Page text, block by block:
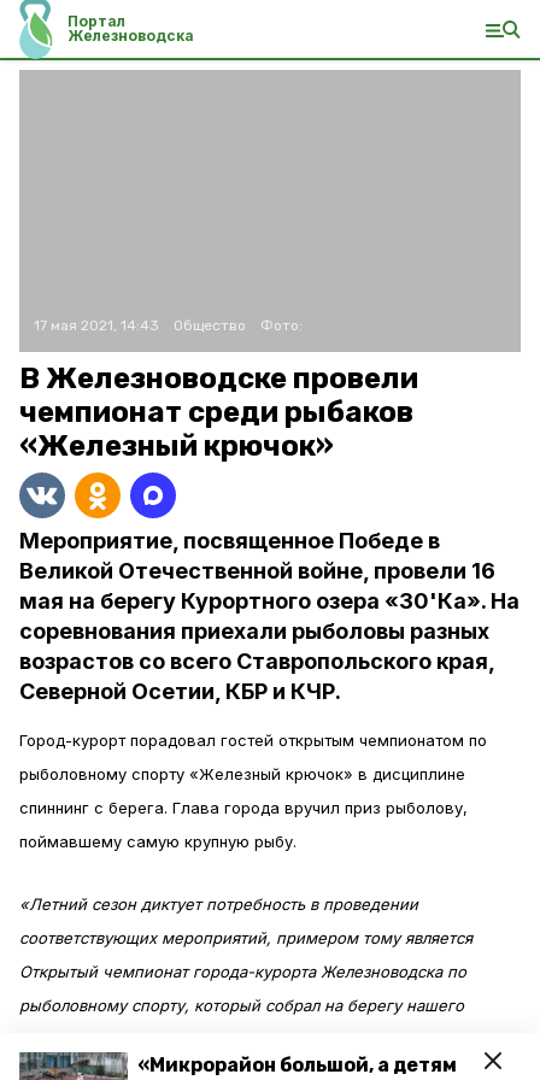
«Микрорайон большой, а детям
Портал
Железноводска
17 мая 2021, 14:43 Общество Фото:
В Железноводске провели
чемпионат среди рыбаков
«Железный крючок»
Мероприятие, посвященное Победе в
Великой Отечественной войне, провели 16
мая на берегу Курортного озера «30'Ка». На
соревнования приехали рыболовы разных
возрастов со всего Ставропольского края,
Северной Осетии, КБР и КЧР.
Город-курорт порадовал гостей открытым чемпионатом по
рыболовному спорту «Железный крючок» в дисциплине
спиннинг с берега. Глава города вручил приз рыболову,
поймавшему самую крупную рыбу.
«Летний сезон диктует потребность в проведении
соответствующих мероприятий, примером тому является
Открытый чемпионат города-курорта Железноводска по
рыболовному спорту, который собрал на берегу нашего
— рассказал мэр курорта Евгений Моисеев.